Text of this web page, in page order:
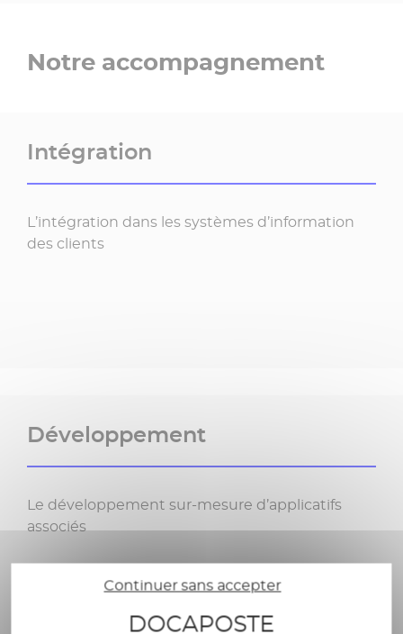
Notre accompagnement
Intégration
L’intégration dans les systèmes d’information
des clients
Développement
Le développement sur-mesure d’applicatifs
associés
Continuer sans accepter
DOCAPOSTE